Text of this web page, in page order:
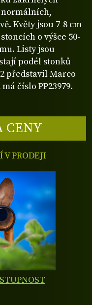
normálních,
Květy jsou 7-8 cm
o výšce 50-
Listy jsou
podél stonků
představil Marco
číslo PP23979.
CENY
PRODEJI